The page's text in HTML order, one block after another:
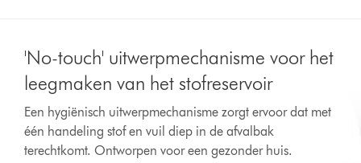
'No-touch' uitwerpmechanisme voor het
leegmaken van het stofreservoir
Een hygiënisch uitwerpmechanisme zorgt ervoor dat met
één handeling stof en vuil diep in de afvalbak
terechtkomt. Ontworpen voor een gezonder huis.